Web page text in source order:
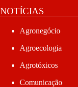
NOTÍCIAS
Agronegócio
Agroecologia
Agrotóxicos
Comunicação